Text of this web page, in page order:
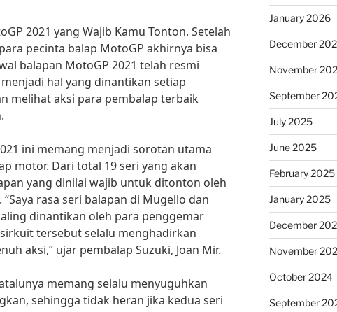
2021 yang Wajib Kamu Tonton. Setelah
pecinta balap MotoGP akhirnya bisa
balapan MotoGP 2021 telah resmi
hal yang dinantikan setiap
melihat aksi para pembalap terbaik
ini memang menjadi sorotan utama
motor. Dari total 19 seri yang akan
yang dinilai wajib untuk ditonton oleh
rasa seri balapan di Mugello dan
dinantikan oleh para penggemar
tersebut selalu menghadirkan
aksi,” ujar pembalap Suzuki, Joan Mir.
memang selalu menyuguhkan
sehingga tidak heran jika kedua seri
January 2026
December
November
September
July 2025
June 2025
February 2025
January 2025
December
November
October 2024
September